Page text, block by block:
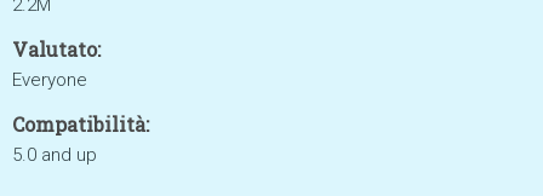
2.2M
Valutato:
Everyone
Compatibilità:
5.0 and up